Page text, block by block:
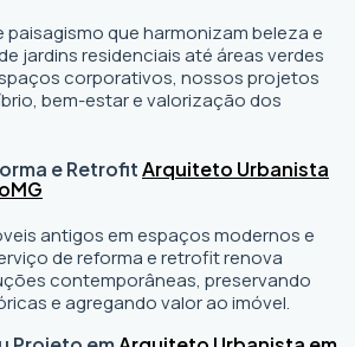
que harmonizam beleza e
jardins residenciais até áreas verdes
corporativos, nossos projetos
bem-estar e valorização dos
e RetrofitArquiteto Urbanista
MG
antigos em espaços modernos e
de reforma e retrofit renova
contemporâneas, preservando
e agregando valor ao imóvel.